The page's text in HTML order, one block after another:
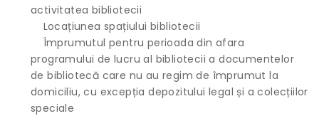
activitatea bibliotecii
Locațiunea spațiului bibliotecii
Împrumutul pentru perioada din afara
programului de lucru al bibliotecii a documentelor
de bibliotecă care nu au regim de împrumut la
domiciliu, cu excepția depozitului legal și a colecțiilor
speciale